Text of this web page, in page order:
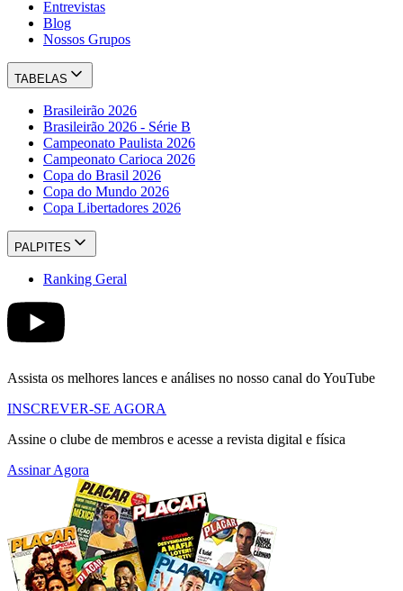
Entrevistas
Blog
Nossos Grupos
TABELAS
Brasileirão 2026
Brasileirão 2026 - Série B
Campeonato Paulista 2026
Campeonato Carioca 2026
Copa do Brasil 2026
Copa do Mundo 2026
Copa Libertadores 2026
PALPITES
Ranking Geral
Assista os melhores lances e análises no nosso canal do YouTube
INSCREVER-SE AGORA
Assine o clube de membros e acesse a revista digital e física
Assinar Agora